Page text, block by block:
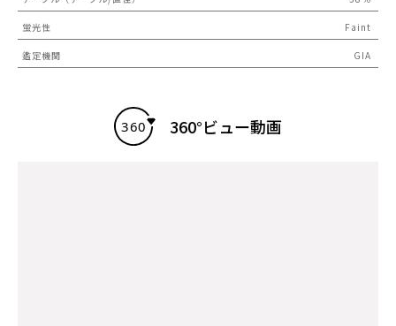
蛍光性 Faint
鑑定機関 GIA
360°ビュー動画